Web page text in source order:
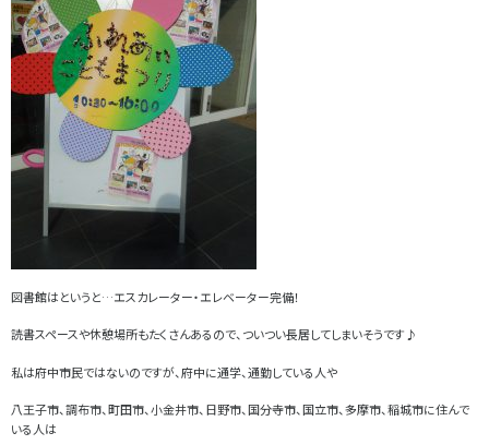
図書館はというと…エスカレーター・エレベーター完備！
読書スペースや休憩場所もたくさんあるので、ついつい長居してしまいそうです♪
私は府中市民ではないのですが、府中に通学、通勤している人や
八王子市、調布市、町田市、小金井市、日野市、国分寺市、国立市、多摩市、稲城市に住んで
いる人は